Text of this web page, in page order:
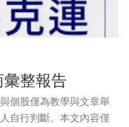
彙整報告
個股僅為教學與文章舉
自行判斷。本文內容僅